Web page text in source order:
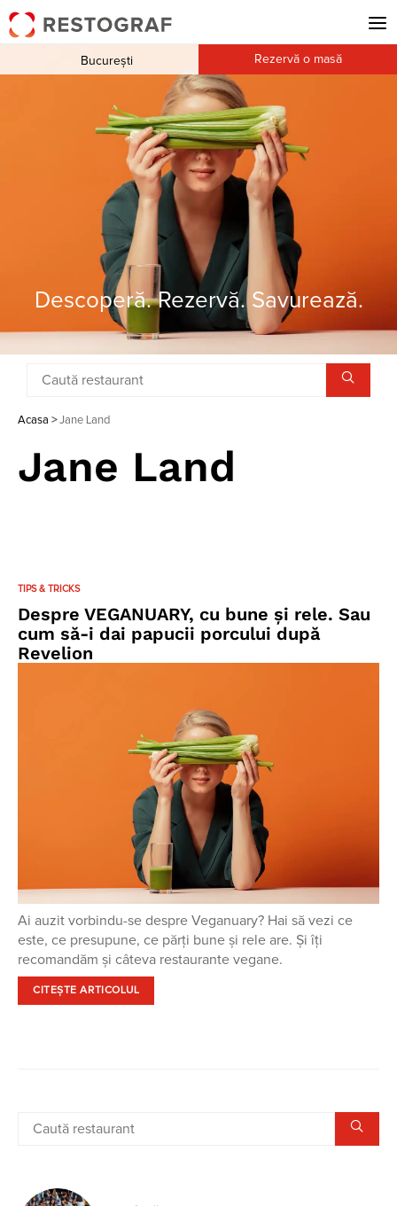
Descoperă. Rezervă. Savurează.
București Rezervă o masă
Acasa >Jane Land
Jane Land
TIPS & TRICKS
Despre VEGANUARY, cu bune și rele. Sau
cum să-i dai papucii porcului după
Revelion
Ai auzit vorbindu-se despre Veganuary? Hai să vezi ce
este, ce presupune, ce părți bune și rele are. Și îți
recomandăm și câteva restaurante vegane.
CITEȘTE ARTICOLUL